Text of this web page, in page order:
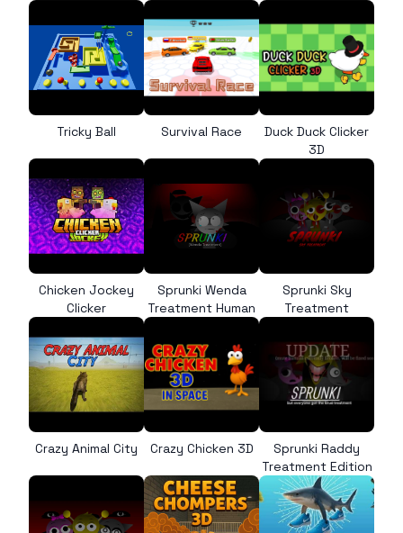
Tricky Ball Survival Race
Duck Duck Clicker
3D
Chicken Jockey
Clicker
Sprunki Wenda
Treatment Human
Sprunki Sky
Treatment
Crazy Animal City Crazy Chicken 3D
Sprunki Raddy
Treatment Edition